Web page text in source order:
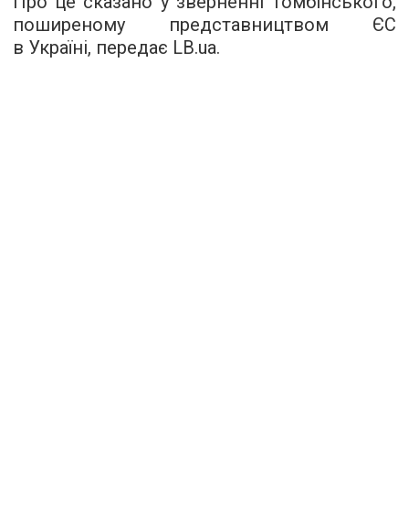
поширеному представництвом ЄС
в Україні, передає LB.ua.